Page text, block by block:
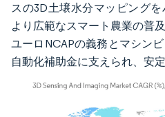
スの3D土壌水分マッピングを
より広範なスマート農業の普
ユーロNCAPの義務とマシン
自動化補助金に支えられ、安